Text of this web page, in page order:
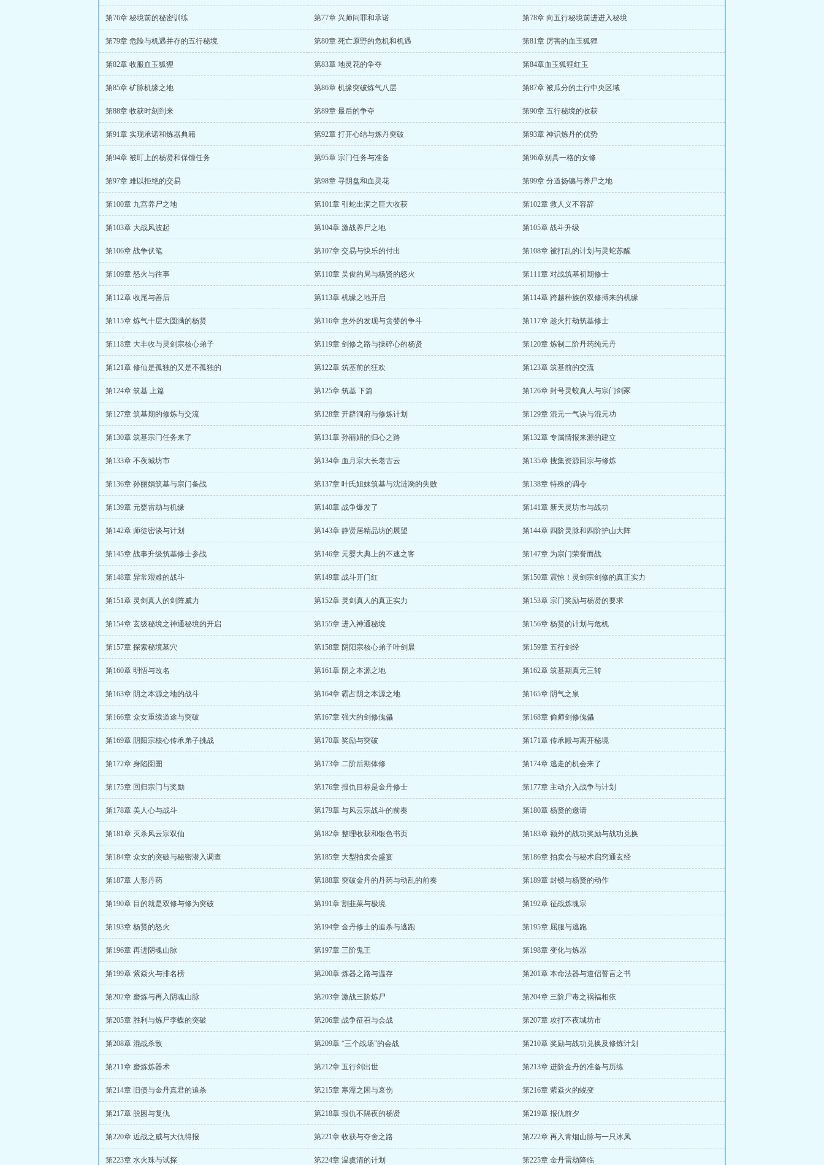
第76章 秘境前的秘密训练 第77章 兴师问罪和承诺 第78章 向五行秘境前进进入秘境
第79章 危险与机遇并存的五行秘境 第80章 死亡原野的危机和机遇 第81章 厉害的血玉狐狸
第82章 收服血玉狐狸 第83章 地灵花的争夺 第84章血玉狐狸红玉
第85章 矿脉机缘之地 第86章 机缘突破炼气八层 第87章 被瓜分的土行中央区域
第88章 收获时刻到来 第89章 最后的争夺 第90章 五行秘境的收获
第91章 实现承诺和炼器典籍 第92章 打开心结与炼丹突破 第93章 神识炼丹的优势
第94章 被盯上的杨贤和保镖任务 第95章 宗门任务与准备 第96章别具一格的女修
第97章 难以拒绝的交易 第98章 寻阴盘和血灵花 第99章 分道扬镳与养尸之地
第100章 九宫养尸之地 第101章 引蛇出洞之巨大收获 第102章 救人义不容辞
第103章 大战风波起 第104章 激战养尸之地 第105章 战斗升级
第106章 战争伏笔 第107章 交易与快乐的付出 第108章 被打乱的计划与灵蛇苏醒
第109章 怒火与往事 第110章 吴俊的局与杨贤的怒火 第111章 对战筑基初期修士
第112章 收尾与善后 第113章 机缘之地开启 第114章 跨越种族的双修搏来的机缘
第115章 炼气十层大圆满的杨贤 第116章 意外的发现与贪婪的争斗 第117章 趁火打劫筑基修士
第118章 大丰收与灵剑宗核心弟子 第119章 剑修之路与操碎心的杨贤 第120章 炼制二阶丹药纯元丹
第121章 修仙是孤独的又是不孤独的 第122章 筑基前的狂欢 第123章 筑基前的交流
第124章 筑基 上篇 第125章 筑基 下篇 第126章 封号灵蛟真人与宗门剑冢
第127章 筑基期的修炼与交流 第128章 开辟洞府与修炼计划 第129章 混元一气诀与混元功
第130章 筑基宗门任务来了 第131章 孙丽娟的归心之路 第132章 专属情报来源的建立
第133章 不夜城坊市 第134章 血月宗大长老古云 第135章 搜集资源回宗与修炼
第136章 孙丽娟筑基与宗门备战 第137章 叶氏姐妹筑基与沈涟漪的失败 第138章 特殊的调令
第139章 元婴雷劫与机缘 第140章 战争爆发了 第141章 新天灵坊市与战功
第142章 师徒密谈与计划 第143章 静贤居精品坊的展望 第144章 四阶灵脉和四阶护山大阵
第145章 战事升级筑基修士参战 第146章 元婴大典上的不速之客 第147章 为宗门荣誉而战
第148章 异常艰难的战斗 第149章 战斗开门红 第150章 震惊！灵剑宗剑修的真正实力
第151章 灵剑真人的剑阵威力 第152章 灵剑真人的真正实力 第153章 宗门奖励与杨贤的要求
第154章 玄级秘境之神通秘境的开启 第155章 进入神通秘境 第156章 杨贤的计划与危机
第157章 探索秘境墓穴 第158章 阴阳宗核心弟子叶剑晨 第159章 五行剑经
第160章 明悟与改名 第161章 阴之本源之地 第162章 筑基期真元三转
第163章 阴之本源之地的战斗 第164章 霸占阴之本源之地 第165章 阴气之泉
第166章 众女重续道途与突破 第167章 强大的剑修傀儡 第168章 偷师剑修傀儡
第169章 阴阳宗核心传承弟子挑战 第170章 奖励与突破 第171章 传承殿与离开秘境
第172章 身陷囹圄 第173章 二阶后期体修 第174章 逃走的机会来了
第175章 回归宗门与奖励 第176章 报仇目标是金丹修士 第177章 主动介入战争与计划
第178章 美人心与战斗 第179章 与风云宗战斗的前奏 第180章 杨贤的邀请
第181章 灭杀风云宗双仙 第182章 整理收获和银色书页 第183章 额外的战功奖励与战功兑换
第184章 众女的突破与秘密潜入调查 第185章 大型拍卖会盛宴 第186章 拍卖会与秘术启窍通玄经
第187章 人形丹药 第188章 突破金丹的丹药与动乱的前奏 第189章 封锁与杨贤的动作
第190章 目的就是双修与修为突破 第191章 割韭菜与极境 第192章 征战炼魂宗
第193章 杨贤的怒火 第194章 金丹修士的追杀与逃跑 第195章 屈服与逃跑
第196章 再进阴魂山脉 第197章 三阶鬼王 第198章 变化与炼器
第199章 紫焱火与排名榜 第200章 炼器之路与温存 第201章 本命法器与道侣誓言之书
第202章 磨炼与再入阴魂山脉 第203章 激战三阶炼尸 第204章 三阶尸毒之祸福相依
第205章 胜利与炼尸李蝶的突破 第206章 战争征召与会战 第207章 攻打不夜城坊市
第208章 混战杀敌 第209章 “三个战场”的会战 第210章 奖励与战功兑换及修炼计划
第211章 磨炼炼器术 第212章 五行剑出世 第213章 进阶金丹的准备与历练
第214章 旧债与金丹真君的追杀 第215章 寒潭之困与哀伤 第216章 紫焱火的蜕变
第217章 脱困与复仇 第218章 报仇不隔夜的杨贤 第219章 报仇前夕
第220章 近战之威与大仇得报 第221章 收获与夺舍之路 第222章 再入青烟山脉与一只冰凤
第223章 水火珠与试探 第224章 温虞清的计划 第225章 金丹雷劫降临